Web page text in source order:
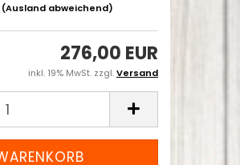
(Ausland abweichend)
276,00 EUR
inkl. 19% MwSt. zzgl.Versand